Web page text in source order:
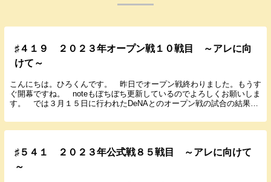
♯４１９ ２０２３年オープン戦１０戦目 ～アレに向
けて～
こんにちは。ひろくんです。 昨日でオープン戦終わりました。もうす
ぐ開幕ですね。 noteもぼちぼち更新しているのでよろしくお願いしま
す。 では３月１５日に行われたDeNAとのオープン戦の試合の結果と
♯５４１ ２０２３年公式戦８５戦目 ～アレに向けて
～